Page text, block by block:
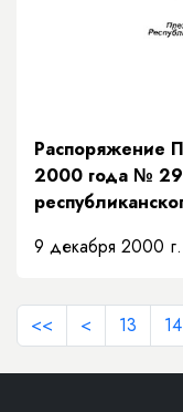
Распоряжение
2000 года №
9 декабря 2000 г.
<< < 13 14